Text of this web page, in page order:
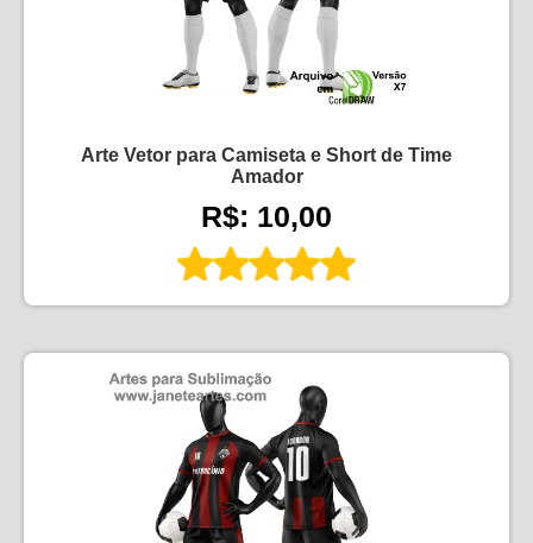
Arte Vetor para Camiseta e Short de Time
Amador
R$: 10,00